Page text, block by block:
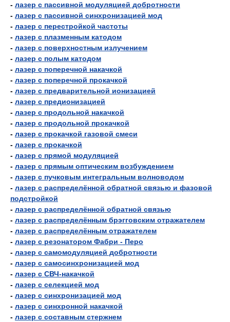
- лазер с пассивной модуляцией добротности
- лазер с пассивной синхронизацией мод
- лазер с перестройкой частоты
- лазер с плазменным катодом
- лазер с поверхностным излучением
- лазер с полым катодом
- лазер с поперечной накачкой
- лазер с поперечной прокачкой
- лазер с предварительной ионизацией
- лазер с предионизацией
- лазер с продольной накачкой
- лазер с продольной прокачкой
- лазер с прокачкой газовой смеси
- лазер с прокачкой
- лазер с прямой модуляцией
- лазер с прямым оптическим возбуждением
- лазер с пучковым интегральным волноводом
- лазер с распределённой обратной связью и фазовой
подстройкой
- лазер с распределённой обратной связью
- лазер с распределённым брэгговским отражателем
- лазер с распределённым отражателем
- лазер с резонатором Фабри - Перо
- лазер с самомодуляцией добротности
- лазер с самосинхронизацией мод
- лазер с СВЧ-накачкой
- лазер с селекцией мод
- лазер с синхронизацией мод
- лазер с синхронной накачкой
- лазер с составным стержнем